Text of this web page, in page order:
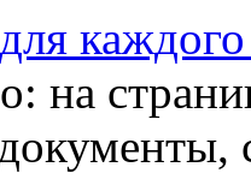
на